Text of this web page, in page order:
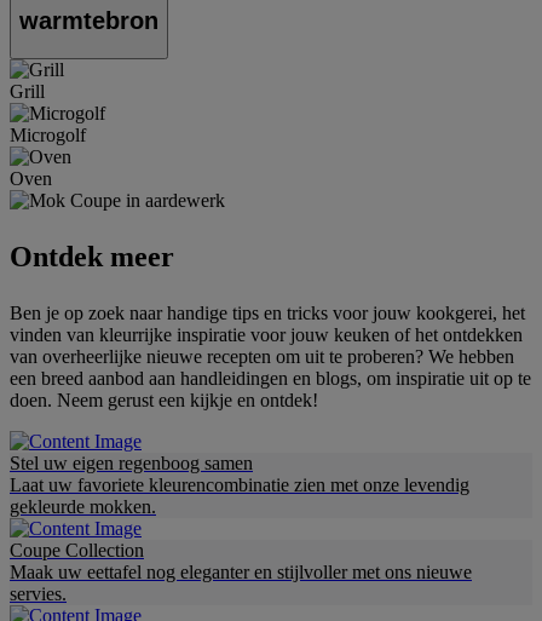
warmtebron
Grill
Microgolf
Oven
Ontdek meer
Ben je op zoek naar handige tips en tricks voor jouw kookgerei, het
vinden van kleurrijke inspiratie voor jouw keuken of het ontdekken
van overheerlijke nieuwe recepten om uit te proberen? We hebben
een breed aanbod aan handleidingen en blogs, om inspiratie uit op te
doen. Neem gerust een kijkje en ontdek!
Stel uw eigen regenboog samen
Laat uw favoriete kleurencombinatie zien met onze levendig
gekleurde mokken.
Coupe Collection
Maak uw eettafel nog eleganter en stijlvoller met ons nieuwe
servies.